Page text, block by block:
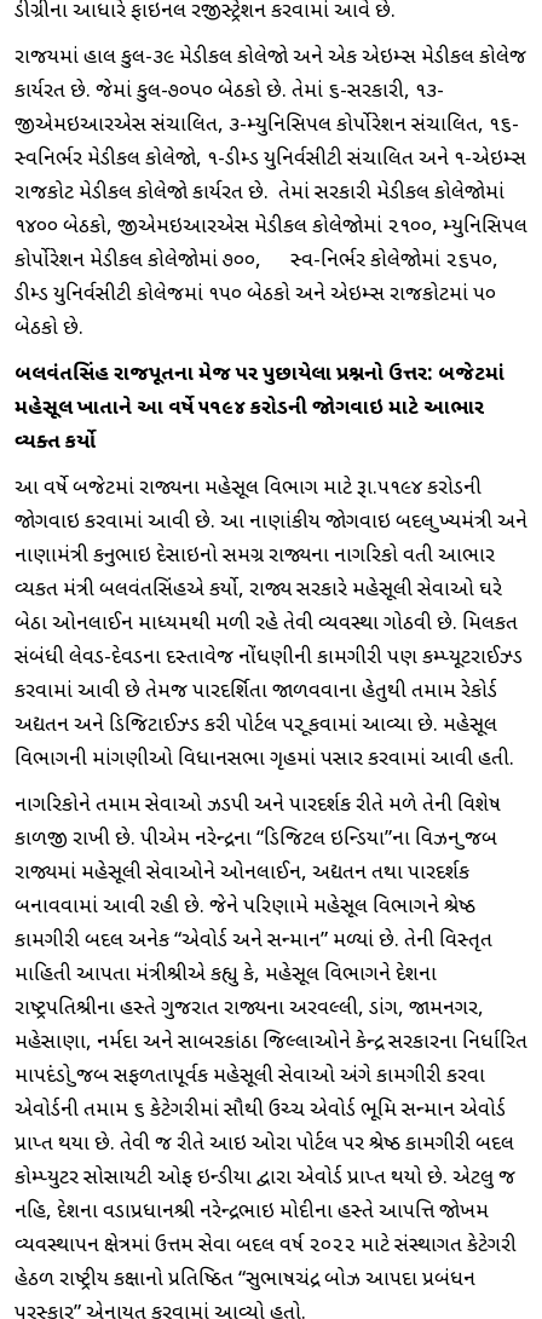
ડીગ્રીના આધારે ફાઇનલ રજીસ્ટ્રેશન કરવામાં આવે છે.
રાજયમાં હાલ કુલ-૩૯ મેડીકલ કોલેજો અને એક એઇમ્સ મેડીકલ કોલેજ
કાર્યરત છે. જેમાં કુલ-૭૦૫૦ બેઠકો છે. તેમાં ૬-સરકારી, ૧૩-
જીએમઇઆરએસ સંચાલિત, ૩-મ્યુનિસિપલ કોર્પોરેશન સંચાલિત, ૧૬-
સ્વનિર્ભર મેડીકલ કોલેજો, ૧-ડીમ્ડ યુનિર્વસીટી સંચાલિત અને ૧-એઇમ્સ
રાજકોટ મેડીકલ કોલેજો કાર્યરત છે. તેમાં સરકારી મેડીકલ કોલેજોમાં
૧૪૦૦ બેઠકો, જીએમઇઆરએસ મેડીકલ કોલેજોમાં ૨૧૦૦, મ્યુનિસિપલ
કોર્પોરેશન મેડીકલ કોલેજોમાં ૭૦૦, સ્વ-નિર્ભર કોલેજોમાં ૨૬૫૦,
ડીમ્ડ યુનિર્વસીટી કોલેજમાં ૧૫૦ બેઠકો અને એઇમ્સ રાજકોટમાં ૫૦
બેઠકો છે.
બલવંતસિંહ રાજપૂતના મેજ પરપુછાયેલા પ્રશ્નનો ઉત્તર: બજેટમાં
મહેસૂલ ખાતાને આ વર્ષે ૫૧૯૪ કરોડની જોગવાઇ માટે આભાર
વ્યક્ત કર્યો
આ વર્ષે બજેટમાં રાજ્યના મહેસૂલ વિભાગ માટે રૂા.૫૧૯૪ કરોડની
જોગવાઇ કરવામાં આવી છે. આ નાણાંકીય જોગવાઇ બદલ મુખ્યમંત્રી અને
નાણામંત્રી કનુભાઇ દેસાઇનો સમગ્ર રાજ્યના નાગરિકો વતી આભાર
વ્યકત મંત્રી બલવંતસિંહએ કર્યો, રાજ્ય સરકારે મહેસૂલી સેવાઓ ઘરે
બેઠા ઓનલાઈન માધ્યમથી મળી રહે તેવી વ્યવસ્થા ગોઠવી છે. મિલકત
સંબંધી લેવડ-દેવડના દસ્તાવેજ નોંધણીની કામગીરી પણ કમ્પ્યૂટરાઈઝ્ડ
કરવામાં આવી છે તેમજ પારદર્શિતા જાળવવાના હેતુથી તમામ રેકોર્ડ
અદ્યતન અને ડિજિટાઈઝ્ડ કરી પોર્ટલ પર મૂકવામાં આવ્યા છે. મહેસૂલ
વિભાગની માંગણીઓ વિધાનસભા ગૃહમાં પસાર કરવામાં આવી હતી.
નાગરિકોને તમામ સેવાઓ ઝડપી અને પારદર્શક રીતે મળે તેની વિશેષ
કાળજી રાખી છે. પીએમ નરે‌ન્દ્રના “ડિજિટલ ઇન્ડિયા”ના વિઝન મુજબ
રાજ્યમાં મહેસૂલી સેવાઓને ઓનલાઈન, અદ્યતન તથા પારદર્શક
બનાવવામાં આવી રહી છે. જેને પરિણામે મહેસૂલ વિભાગને શ્રેષ્ઠ
કામગીરી બદલ અનેક “એવોર્ડ અને સન્માન” મળ્યાં છે. તેની વિસ્તૃત
માહિતી આપતા મંત્રીશ્રીએ કહ્યુ કે, મહેસૂલ વિભાગને દેશના
રાષ્ટ્રપતિશ્રીના હસ્તે ગુજરાત રાજ્યના અરવલ્લી, ડાંગ, જામનગર,
મહેસાણા, નર્મદા અને સાબરકાંઠા જિલ્લાઓને કેન્દ્ર સરકારના નિર્ધારિત
માપદંડો મુજબ સફળતાપૂર્વક મહેસૂલી સેવાઓ અંગે કામગીરી કરવા
એવોર્ડની તમામ ૬ કેટેગરીમાં સૌથી ઉચ્ચ એવોર્ડ ભૂમિ સન્માન એવોર્ડ
પ્રાપ્ત થયા છે. તેવી જ રીતે આઇ ઓરા પોર્ટલ પર શ્રેષ્ઠ કામગીરી બદલ
કોમ્પ્યુટર સોસાયટી ઓફ ઇન્ડીયા દ્વારા એવોર્ડ પ્રાપ્ત થયો છે. એટલુ જ
નહિ, દેશના વડાપ્રધાનશ્રી નરેન્દ્રભાઇ મોદીના હસ્તે આ૫ત્તિ જોખમ
વ્યવસ્થા૫ન ક્ષેત્રમાં ઉત્તમ સેવા બદલ વર્ષ ૨૦૨૨ માટે સંસ્થાગત કેટેગરી
હેઠળ રાષ્ટ્રીય કક્ષાનો પ્રતિષ્ઠિત “સુભાષચંદ્ર બોઝ આ૫દા પ્રબંધન